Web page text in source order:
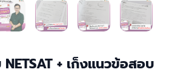
+ เก็งแนวข้อสอบ